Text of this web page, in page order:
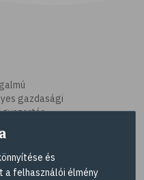
gazdasági
listáját és
és
a felhasználói élmény